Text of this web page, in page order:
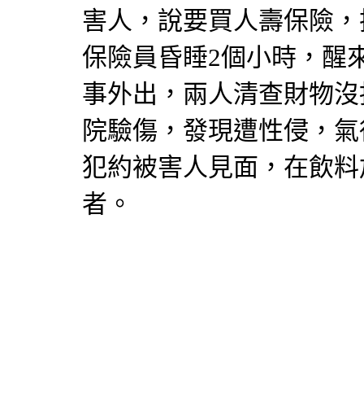
害人，說要買人壽保險
保險員昏睡2個小時，醒
事外出，兩人清查財物
院驗傷，發現遭性侵，
犯約被害人見面，在飲
者。